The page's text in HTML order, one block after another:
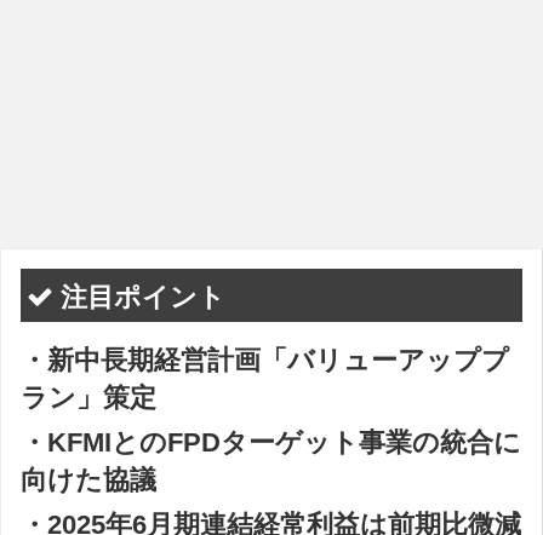
注目ポイント
・新中長期経営計画「バリューアッププ
ラン」策定
・KFMIとのFPDターゲット事業の統合に
向けた協議
・2025年6月期連結経常利益は前期比微減